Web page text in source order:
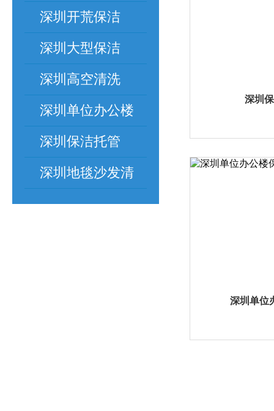
深圳开荒保洁
深圳大型保洁
深圳高空清洗
深圳单位办公楼
保洁
深圳保洁托管
深圳地毯沙发清
洗
深圳
深圳单位